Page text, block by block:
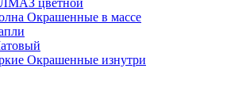
цветной
Окрашенные в массе
Окрашенные изнутри